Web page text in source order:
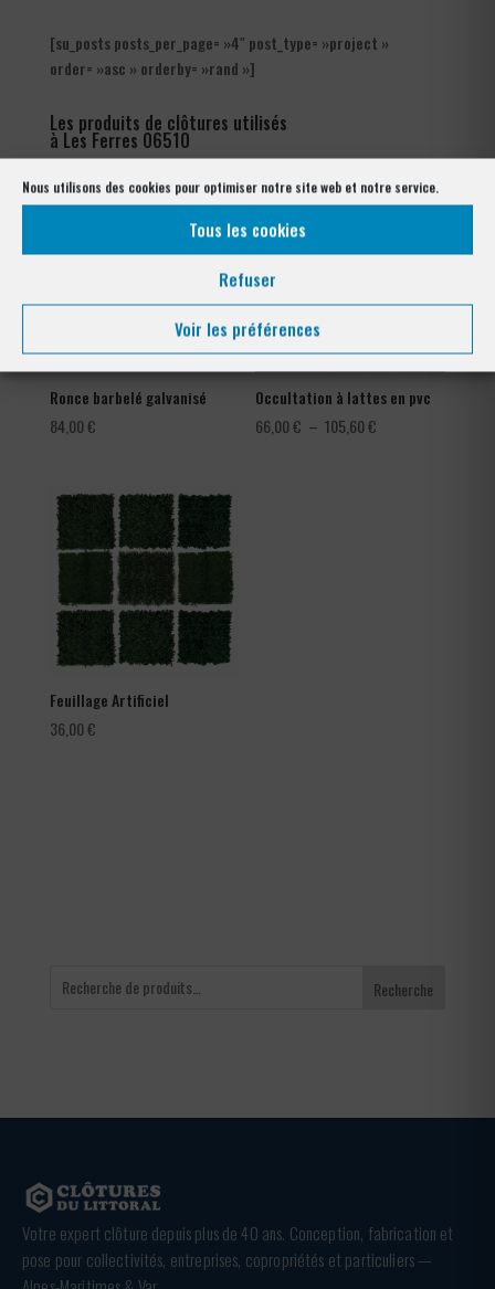
Nous utilisons des cookies pour optimiser notre site web et notre service.
Tous les cookies
Refuser
Voir les préférences
[su_posts posts_per_page= »4″ post_type= »project »
order= »asc » orderby= »rand »]
Les produits de clôtures utilisés
à Les Ferres 06510
Ronce barbelé galvanisé
84,00€
Occultation à lattes en pvc
66,00€ – 105,60€
Feuillage Artificiel
36,00€
Recherche
Votre expert clôture depuis plus de 40 ans. Conception, fabrication et
pose pour collectivités, entreprises, copropriétés et particuliers —